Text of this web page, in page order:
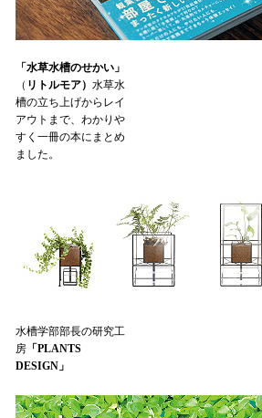
「水草水槽のせかい」
（ リトルモア） 水草水
槽の立ち上げからレイ
アウトまで、わかりや
すく一冊の本にまとめ
ました。
水槽学部部長の研究工
房「PLANTS
DESIGN」